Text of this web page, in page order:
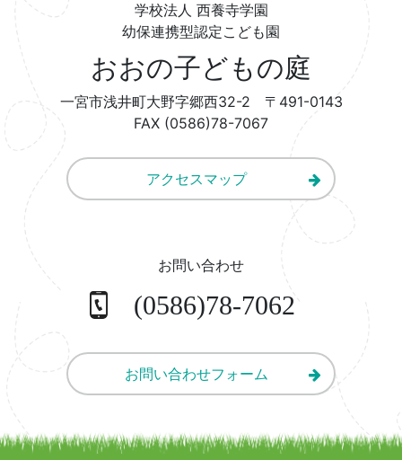
学校法人 西養寺学園
幼保連携型認定こども園
おおの子どもの庭
一宮市浅井町大野字郷西32-2 〒491-0143
FAX (0586)78-7067
アクセスマップ
お問い合わせ
(0586)78-7062
お問い合わせフォーム